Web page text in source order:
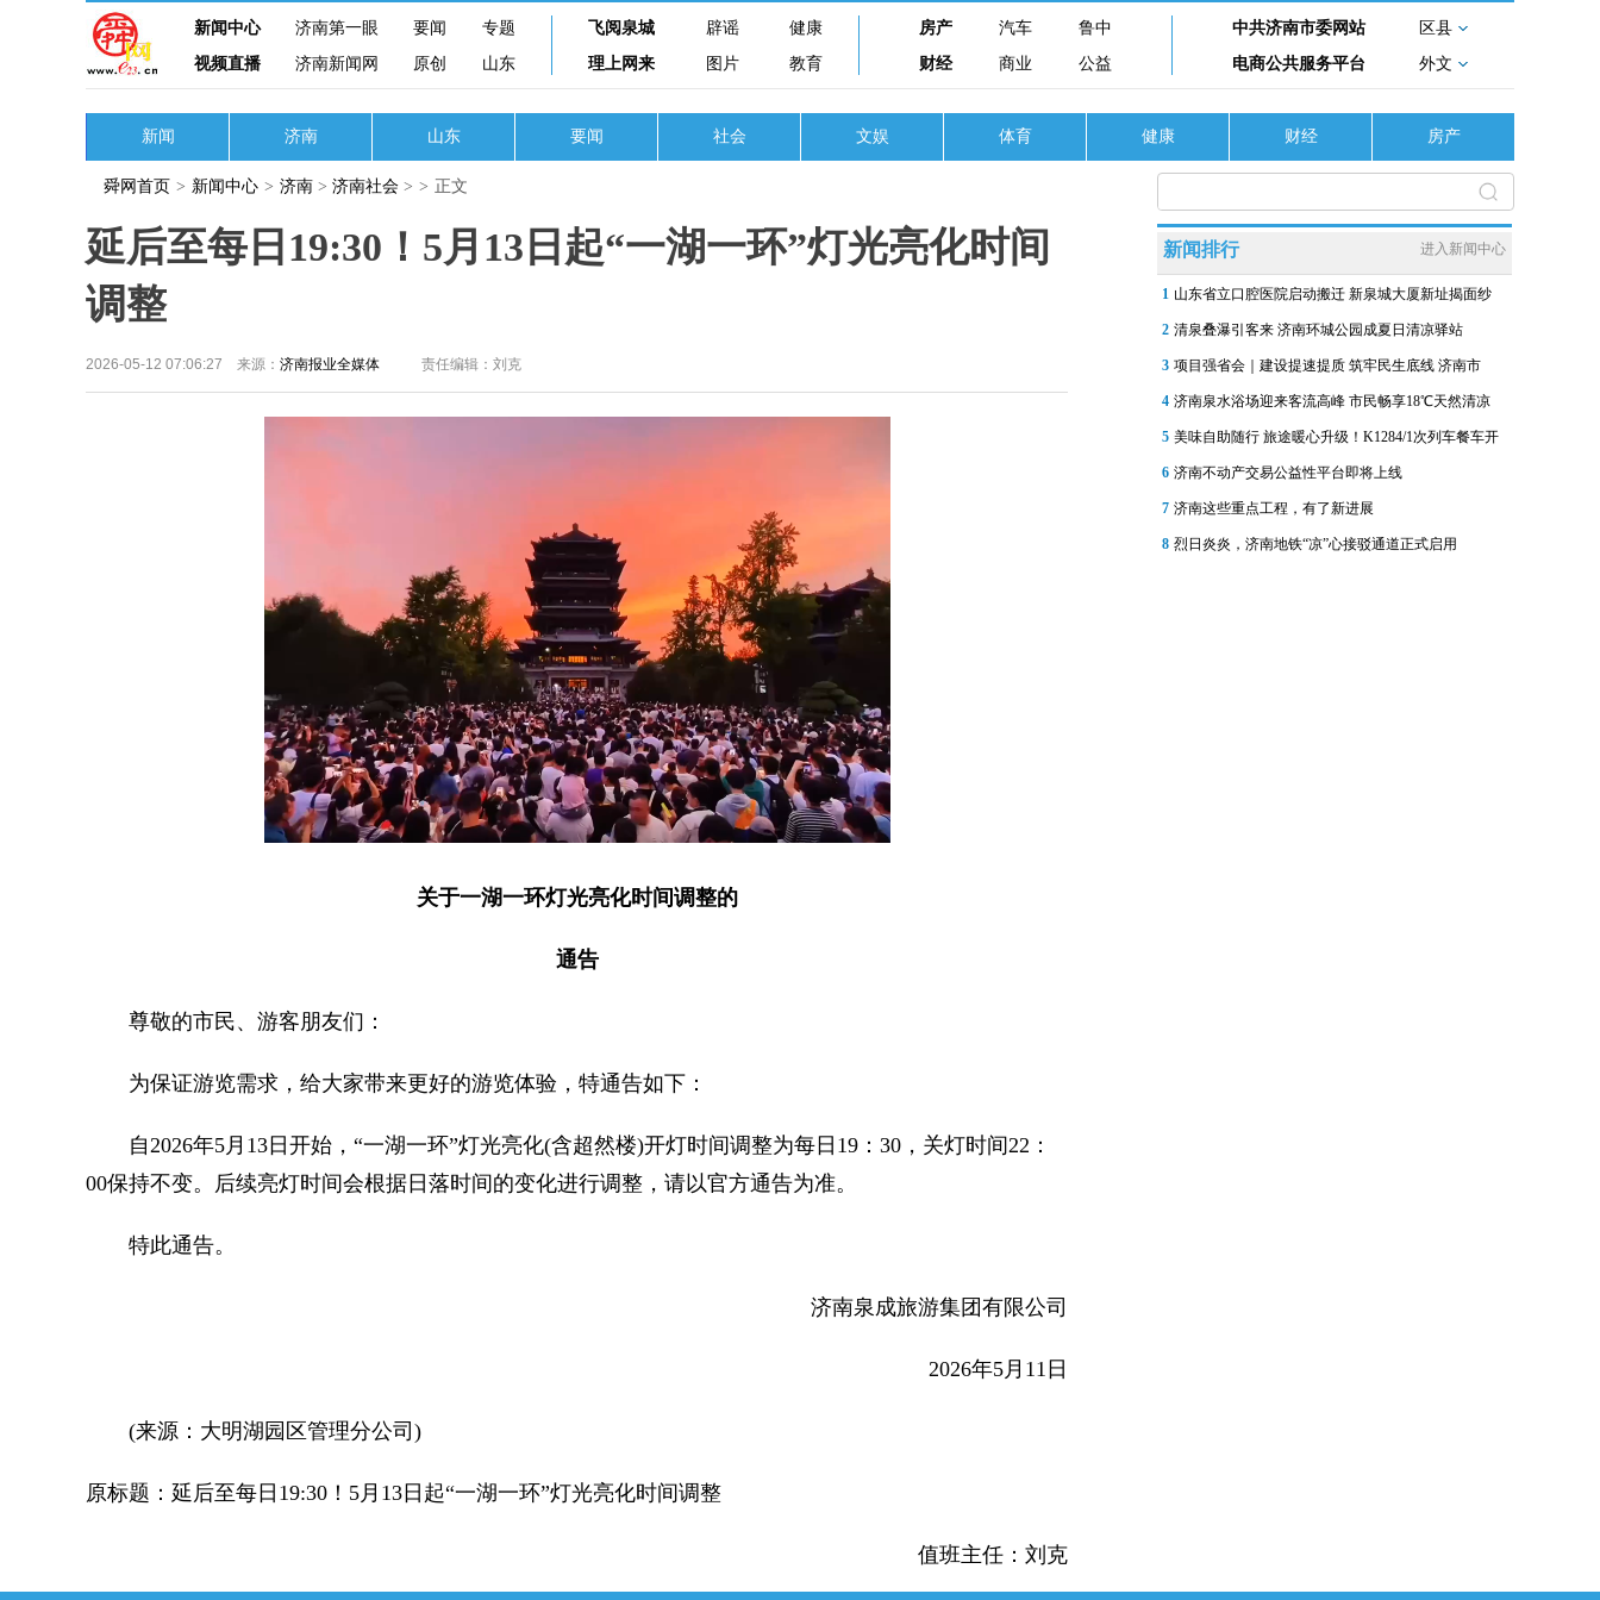
新闻中心 济南第一眼 要闻
专题
视频直播
济南新闻网 原创 山东
飞阅泉城 辟谣
健康
理上网来
图片 教育
房产 汽车
鲁中
财经
商业 公益
中共济南市委网站
区县
电商公共服务平台
外文
新闻 济南 山东 要闻 社会 文娱 体育 健康 财经 房产
舜网首页 > 新闻中心 > 济南 > 济南社会 > > 正文
延后至每日19:30！5月13日起“一湖一环”灯光亮化时间
调整
2026-05-12 07:06:27 来源： 济南报业全媒体 责任编辑：刘克
关于一湖一环灯光亮化时间调整的
通告
尊敬的市民、游客朋友们：
为保证游览需求，给大家带来更好的游览体验，特通告如下：
自2026年5月13日开始，“一湖一环”灯光亮化(含超然楼)开灯时间调整为每日19：30，关灯时间22：
00保持不变。后续亮灯时间会根据日落时间的变化进行调整，请以官方通告为准。
特此通告。
济南泉成旅游集团有限公司
2026年5月11日
(来源：大明湖园区管理分公司)
原标题：延后至每日19:30！5月13日起“一湖一环”灯光亮化时间调整
值班主任：刘克
新闻排行 进入新闻中心
1 山东省立口腔医院启动搬迁 新泉城大厦新址揭面纱
2 清泉叠瀑引客来 济南环城公园成夏日清凉驿站
3 项目强省会｜建设提速提质 筑牢民生底线 济南市
4 济南泉水浴场迎来客流高峰 市民畅享18℃天然清凉
5 美味自助随行 旅途暖心升级！K1284/1次列车餐车开
6 济南不动产交易公益性平台即将上线
7 济南这些重点工程，有了新进展
8 烈日炎炎，济南地铁“凉”心接驳通道正式启用